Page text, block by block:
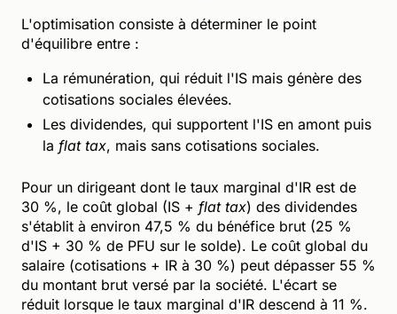
L'optimisation consiste à déterminer le point
d'équilibre entre :
La rémunération, qui réduit l'IS mais génère des
cotisations sociales élevées.
Les dividendes, qui supportent l'IS en amont puis
la flat tax, mais sans cotisations sociales.
Pour un dirigeant dont le taux marginal d'IR est de
30 %, le coût global (IS + flat tax) des dividendes
s'établit à environ 47,5 % du bénéfice brut (25 %
d'IS + 30 % de PFU sur le solde). Le coût global du
salaire (cotisations + IR à 30 %) peut dépasser 55 %
du montant brut versé par la société. L'écart se
réduit lorsque le taux marginal d'IR descend à 11 %.